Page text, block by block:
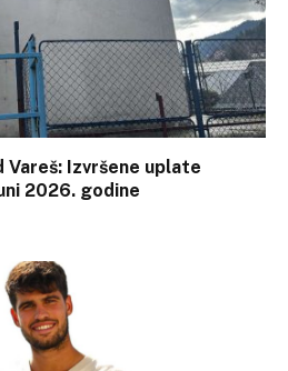
Vareš: Izvršene uplate
2026. godine